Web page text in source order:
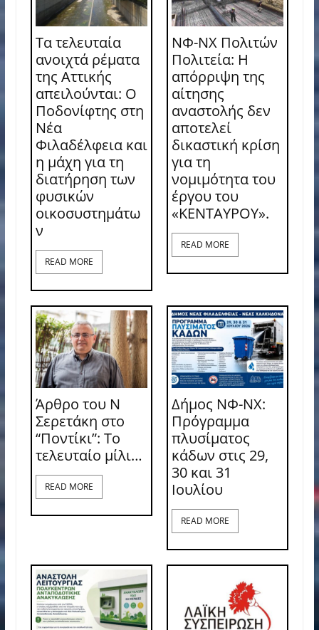
Τα τελευταία
ανοιχτά ρέματα
της Αττικής
απειλούνται: Ο
Ποδονίφτης στη
Νέα
Φιλαδέλφεια και
η μάχη για τη
διατήρηση των
φυσικών
οικοσυστημάτω
ν
READ MORE
ΝΦ-ΝΧ Πολιτών
Πολιτεία: Η
απόρριψη της
αίτησης
αναστολής δεν
αποτελεί
δικαστική κρίση
για τη
νομιμότητα του
έργου του
«ΚΕΝΤΑΥΡΟΥ».
READ MORE
Άρθρο του Ν
Σερετάκη στο
“Ποντίκι”: Το
τελευταίο μίλι…
READ MORE
Δήμος ΝΦ-ΝΧ:
Πρόγραμμα
πλυσίματος
κάδων στις 29,
30 και 31
Ιουλίου
READ MORE